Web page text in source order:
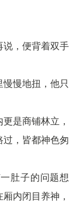
，便背着双手
慢地扭，他只
是商铺林立，
，皆都神色匆
肚子的问题想
内闭目养神，